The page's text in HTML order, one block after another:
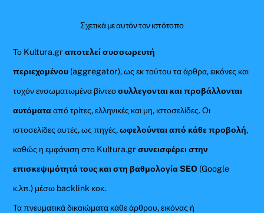
Σχετικά με αυτόν τον ιστότοπο
Το Kultura.grαποτελεί συσσωρευτή
περιεχομένου (aggregator), ως εκ τούτου τα άρθρα, εικόνες και
τυχόν ενσωματωμένα βίντεοσυλλεγονται και προβάλλονται
αυτόματααπό τρίτες, ελληνικές και μη, ιστοσελίδες. Οι
ιστοσελίδες αυτές, ως πηγές,ωφελούνται από κάθε προβολή,
καθώς η εμφάνιση στο Kultura.gr συνεισφέρει στην
επισκεψιμότητά τους και στη βαθμολογία SEO (Google
κ.λπ.) μέσω backlink κοκ.
Τα πνευματικά δικαιώματα κάθε άρθρου, εικόνας ή